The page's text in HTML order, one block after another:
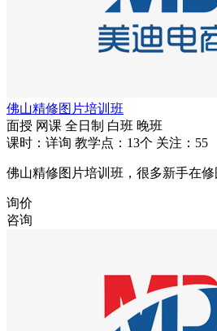
佛山精修图片培训班
面授 网课 全日制 白班 晚班
课时：详询 教学点：13个 关注：55
佛山精修图片培训班，很多新手在
询价
咨询